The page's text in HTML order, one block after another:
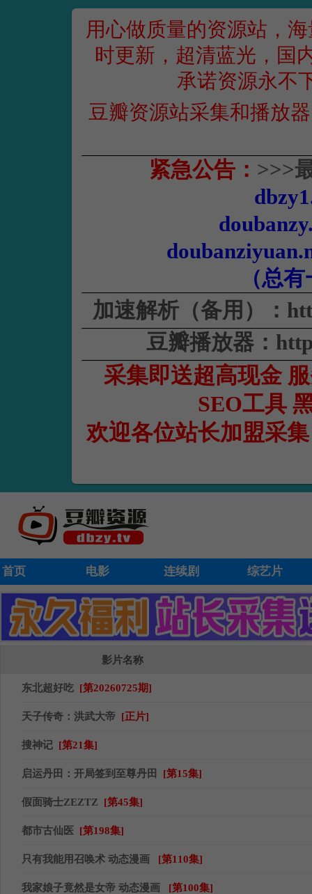
用心做质量的资源站，
时更新，超清蓝光，国
承诺资源永不
豆瓣资源站采集和播放
紧急公告： >>>
（总
加速解析（备用）：
豆瓣播放器：
采集即送超高现金
SEO工具
欢迎各位站长加盟采
首页 电影 连续剧 综艺片
影片名称
东北超好吃 [第20260725期]
天子传奇：洪武大帝 [正片]
搜神记 [第21集]
启运丹田：开局签到至尊丹田 [第15集]
假面骑士ZEZTZ [第45集]
都市古仙医 [第198集]
只有我能用召唤术 动态漫画 [第110集]
我家娘子竟然是女帝 动态漫画 [第100集]